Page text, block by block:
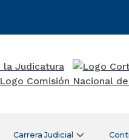
Carrera Judicial